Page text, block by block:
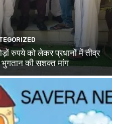
रुपये को लेकर प्रधानों में तीव्र
की सशक्त मांग